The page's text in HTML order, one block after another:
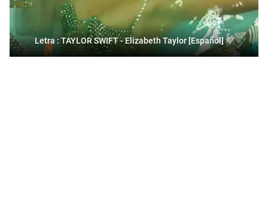
Letra : TAYLOR SWIFT - Elizabeth Taylor [Español] 💜